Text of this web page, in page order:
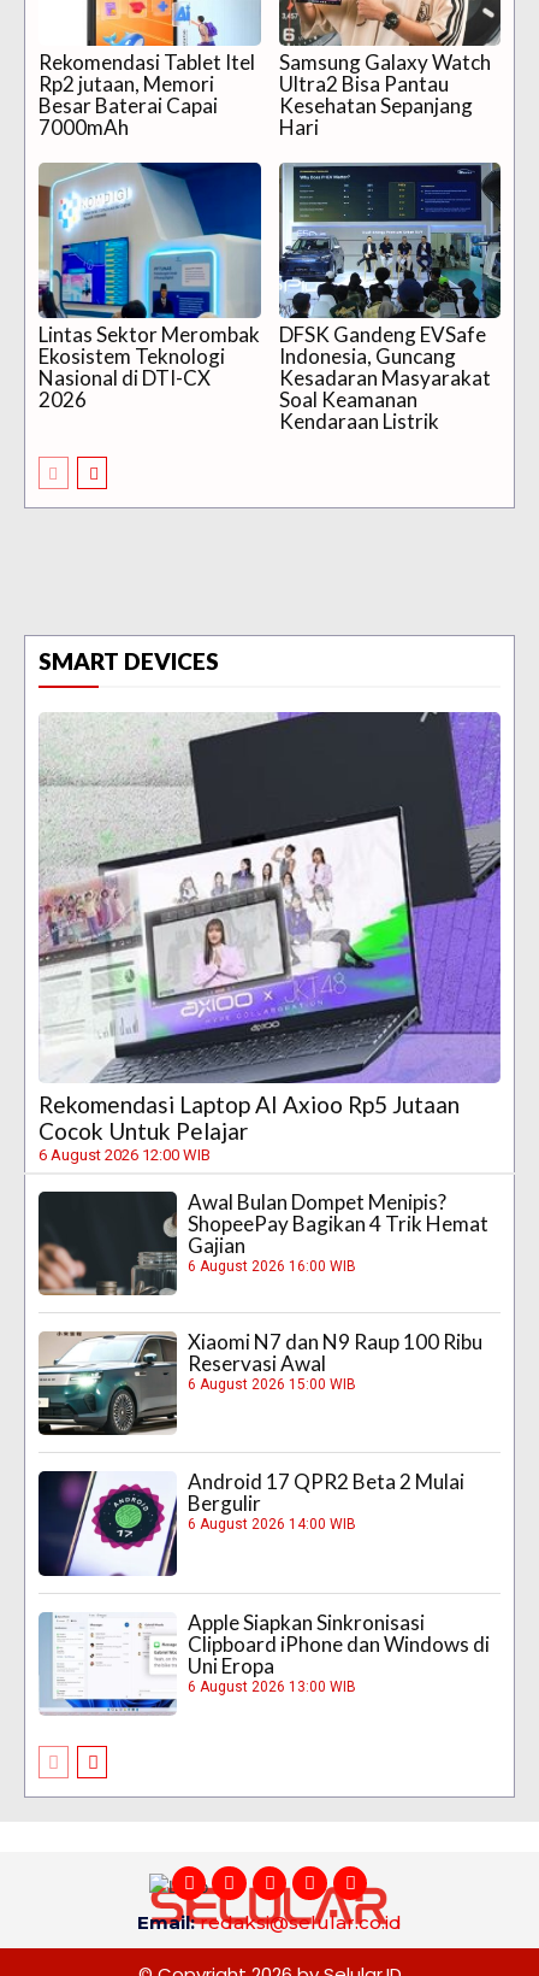
Rekomendasi Tablet Itel
Rp2 jutaan, Memori
Besar Baterai Capai
7000mAh
Samsung Galaxy Watch
Ultra2 Bisa Pantau
Kesehatan Sepanjang
Hari
Lintas Sektor Merombak
Ekosistem Teknologi
Nasional di DTI-CX
2026
DFSK Gandeng EVSafe
Indonesia, Guncang
Kesadaran Masyarakat
Soal Keamanan
Kendaraan Listrik
SMART DEVICES
Rekomendasi Laptop AI Axioo Rp5 Jutaan
Cocok Untuk Pelajar
6 August 2026 12:00 WIB
Awal Bulan Dompet Menipis?
ShopeePay Bagikan 4 Trik Hemat
Gajian
6 August 2026 16:00 WIB
Xiaomi N7 dan N9 Raup 100 Ribu
Reservasi Awal
6 August 2026 15:00 WIB
Android 17 QPR2 Beta 2 Mulai
Bergulir
6 August 2026 14:00 WIB
Apple Siapkan Sinkronisasi
Clipboard iPhone dan Windows di
Uni Eropa
6 August 2026 13:00 WIB
Email:redaksi@selular.co.id